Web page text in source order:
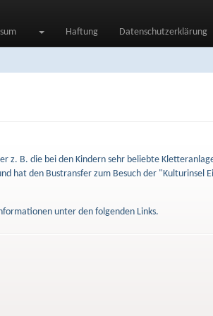
Haftung Datenschutzerklärung
z. B. die bei den Kindern sehr beliebte
hat den Bustransfer zum Besuch der "Kulturinsel
unter den folgenden Links.